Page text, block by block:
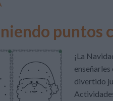
puntos
¡La
enseñarles
divertido